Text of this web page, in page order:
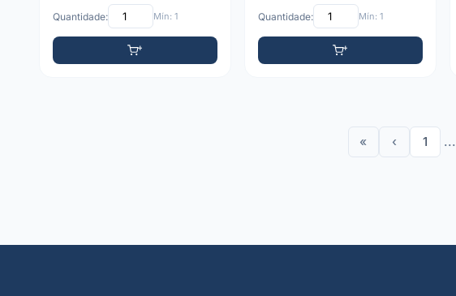
Quantidade: Mín: 1 Quantidade: Mín: 1
« ‹ 1 ...